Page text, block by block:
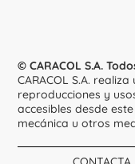
© CARACOL S.A.
CARACOL S.A.
reproducciones y
accesibles desde
mecánica u otros